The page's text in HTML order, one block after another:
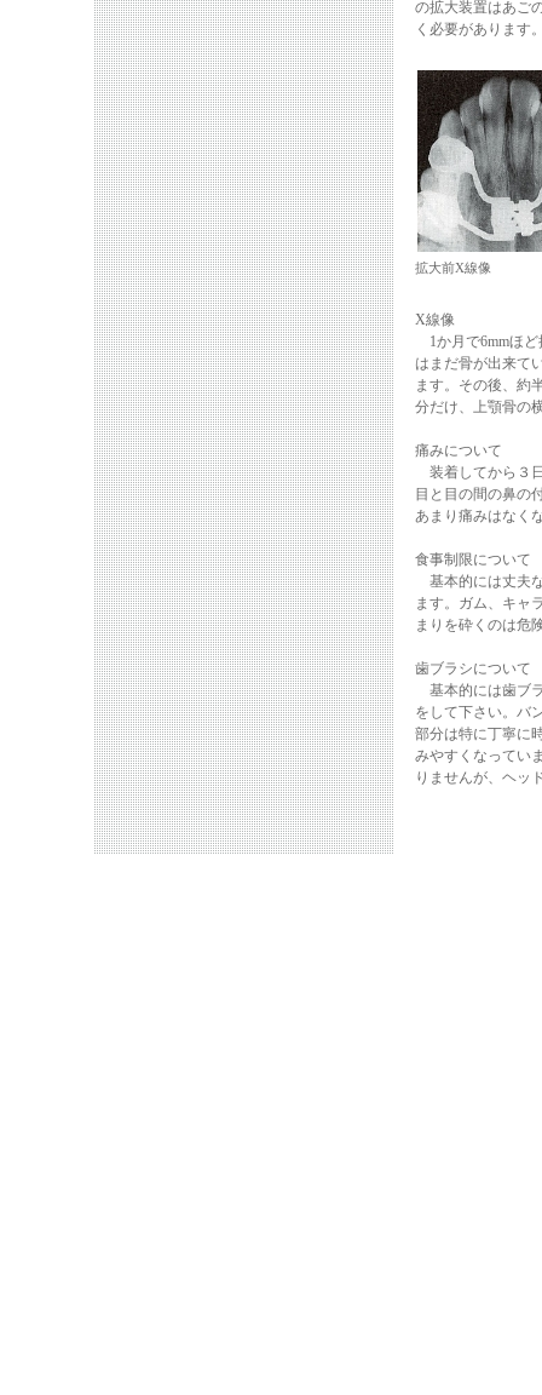
の拡大装置はあご
く必要があります
拡大前X線像
X線像
1か月で6mmほど
はまだ骨が出来て
ます。その後、約
分だけ、上顎骨の
痛みについて
装着してから３
目と目の間の鼻の
あまり痛みはなく
食事制限について
基本的には丈夫
ます。ガム、キャ
まりを砕くのは危
歯ブラシについて
基本的には歯ブ
をして下さい。バ
部分は特に丁寧に
みやすくなってい
りませんが、ヘッ